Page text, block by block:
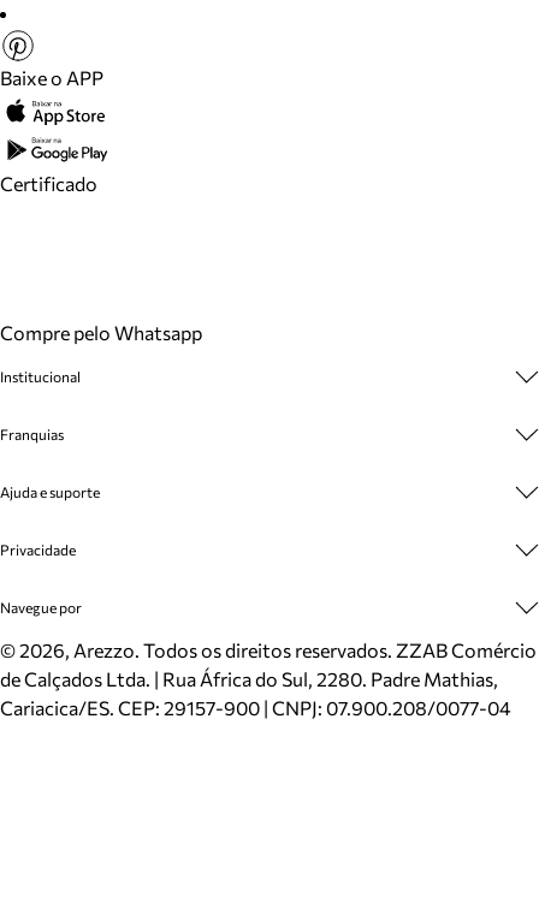
Baixe o APP
Certificado
Compre pelo Whatsapp
Institucional
Cashback
Venda Corporativa
Mapa do Site
Inverno
Mundo Arezzo
Franquias
Plano de Negócio
Ajuda e suporte
Cadastro
Meus Pedidos
Trocas e Devoluções
Cartão Presente
Localizador de lojas
Privacidade
Politica e Privacidade
Navegue por
Sapatos
Bolsas
Scarpins
©2026, Arezzo. Todos os direitos reservados. ZZAB Comércio
de Calçados Ltda. | Rua África do Sul, 2280. Padre Mathias,
Cariacica/ES. CEP: 29157-900 | CNPJ: 07.900.208/0077-04